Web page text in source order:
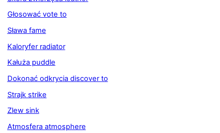
Głosować vote to
Sława fame
Kaloryfer radiator
Kałuża puddle
Dokonać odkrycia discover to
Strajk strike
Zlew sink
Atmosfera atmosphere